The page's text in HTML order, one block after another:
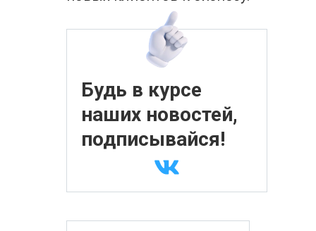
Будь в курсе
наших новостей,
подписывайся!